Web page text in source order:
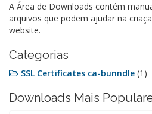
A Área de Downloads contém
arquivos que podem ajudar na
website.
Categorias
SSL Certificates ca-bunndle (1)
Downloads Mais